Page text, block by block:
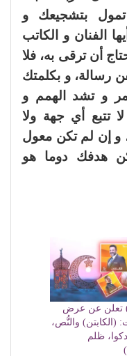
بتشجيعك و
الفنان و الكاتب
أن ترقى به، فلا
رسالة، و بكلمتك
و تشد الهمم و
تتبع أي جهة ولا
و إن لم تكن معول
هدفك دوما هو
تعلن عن عرض
(الكابتن) والنُّص،
ظلم